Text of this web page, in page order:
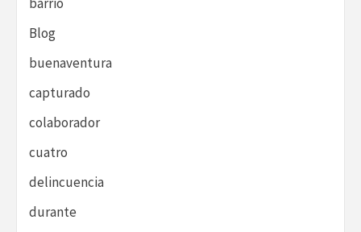
Blog
buenaventura
capturado
colaborador
cuatro
delincuencia
durante